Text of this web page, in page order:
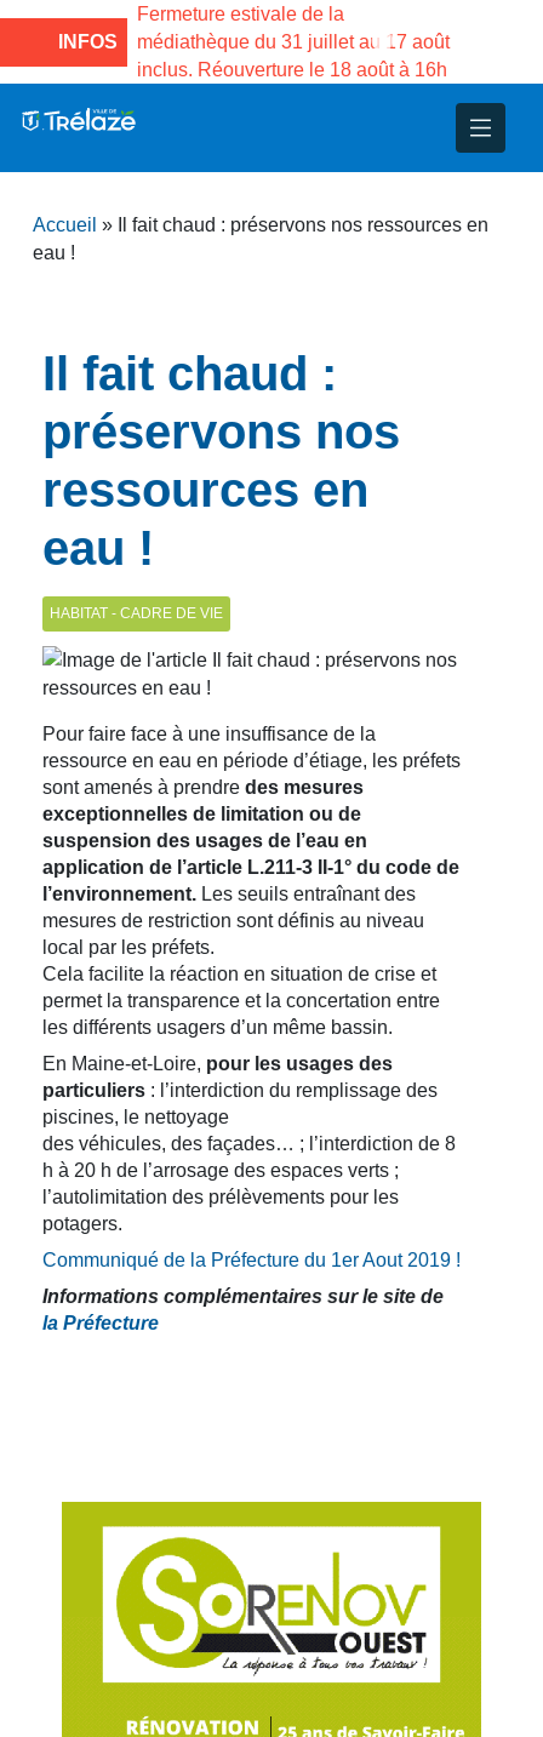
INFOS
la Maison des
de Gama du
Fermeture estivale de la
médiathèque du 31 juillet au 17 août
inclus. Réouverture le 18 août à 16h
et d’animations
Projets
– Jumelage
Accueil »
Il fait chaud : préservons nos ressources en
eau !
Il fait chaud :
préservons nos
ressources en
eau !
HABITAT - CADRE DE VIE
Pour faire face à une insuffisance de la
ressource en eau en période d’étiage, les préfets
sont amenés à prendre des mesures
exceptionnelles de limitation ou de
suspension des usages de l’eau en
application de l’article L.211-3 II-1° du code de
l’environnement. Les seuils entraînant des
mesures de restriction sont définis au niveau
local par les préfets.
Cela facilite la réaction en situation de crise et
permet la transparence et la concertation entre
les différents usagers d’un même bassin.
En Maine-et-Loire, pour les usages des
particuliers : l’interdiction du remplissage des
piscines, le nettoyage
des véhicules, des façades… ; l’interdiction de 8
h à 20 h de l’arrosage des espaces verts ;
l’autolimitation des prélèvements pour les
potagers.
Communiqué de la Préfecture du 1er Aout 2019 !
Informations complémentaires sur le site de
la Préfecture